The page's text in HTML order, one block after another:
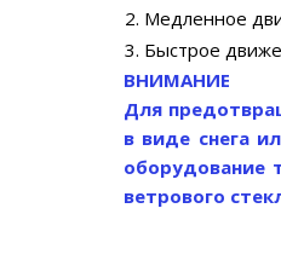
2. Медленное
3. Быстрое
ВНИМАНИЕ
Для
в виде снега
оборудование
ветрового